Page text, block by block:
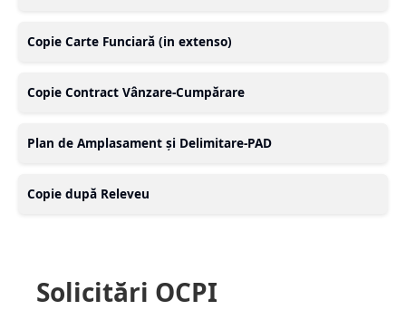
Copie Carte Funciară (in extenso)
Copie Contract Vânzare-Cumpărare
Plan de Amplasament și Delimitare-PAD
Copie după Releveu
Solicitări OCPI